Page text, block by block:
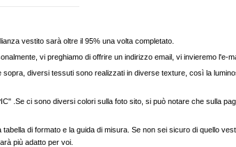
vestito sarà oltre il 95% una volta completato.
vi preghiamo di offrire un indirizzo email, vi invieremo l'e-
diversi tessuti sono realizzati in diverse texture, così la
.Se ci sono diversi colori sulla foto sito, si può notare che sulla
di formato e la guida di misura. Se non sei sicuro di quello
più adatto per voi.